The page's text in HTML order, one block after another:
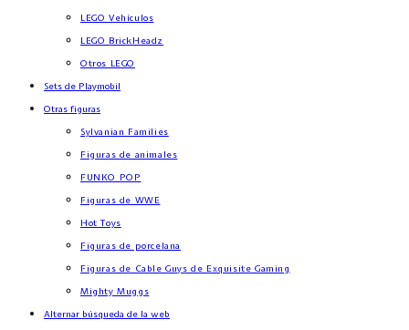
LEGO Vehículos
LEGO BrickHeadz
Otros LEGO
Sets de Playmobil
Otras figuras
Sylvanian Families
Figuras de animales
FUNKO POP
Figuras de WWE
Hot Toys
Figuras de porcelana
Figuras de Cable Guys de Exquisite Gaming
Mighty Muggs
Alternar búsqueda de la web